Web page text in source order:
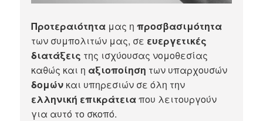
Προτεραιότητα μας ηπροσβασιμότητα
των συμπολιτών μας, σε ευεργετικές
διατάξεις της ισχύουσας νομοθεσίας
καθώς και η αξιοποίηση των υπαρχουσών
δομών και υπηρεσιών σε όλη την
ελληνική επικράτειαπου λειτουργούν
για αυτό το σκοπό.​